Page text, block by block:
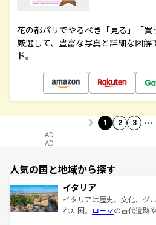
花の都パリでやるべき「見る」「
厳選して、豊富な写真と詳細な図解
ド。
1 2 3 …
AD
AD
人気の国と地域から探す
イタリア
イタリアは歴史、文化、グ
れた国。 ローマの古代遺跡